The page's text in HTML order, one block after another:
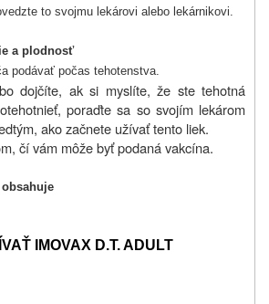
to svojmu lekárovi alebo lekárnikovi.
a plodnosť
podávať počas tehotenstva.
dojčíte, ak si myslíte, že ste tehotná
poraďte sa so svojím lekárom
ako začnete užívať tento liek.
čí vám môže byť podaná vakcína.
obsahuje
IMOVAX D.T. ADULT